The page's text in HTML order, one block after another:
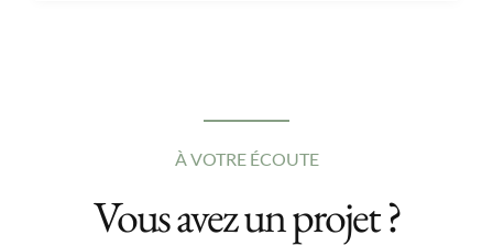
À VOTRE ÉCOUTE
Vous avez un projet ?